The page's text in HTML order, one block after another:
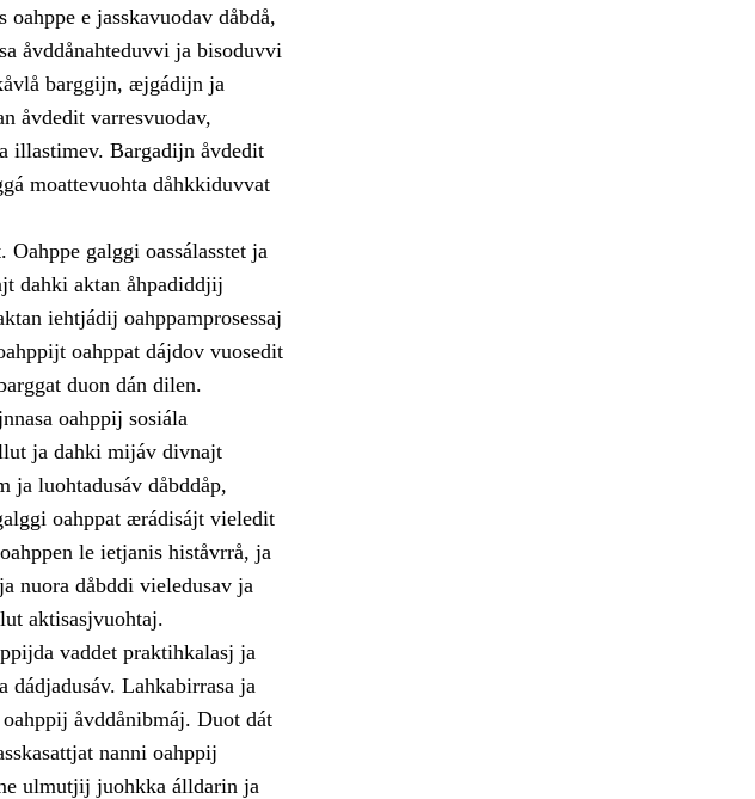
e jasskavuodav dåbdå,
åvddånahteduvvi ja bisoduvvi
barggijn, æjgádijn ja
åvdedit varresvuodav,
illastimev. Bargadijn åvdedit
moattevuohta dåhkkiduvvat
galggi oassálasstet ja
dahki aktan åhpadiddjij
iehtjádij oahppamprosessaj
oahppat dájdov vuosedit
duon dán dilen.
oahppij sosiála
ja dahki mijáv divnajt
ja luohtadusáv dåbddåp,
oahppat ærádisájt vieledit
le ietjanis histåvrrå, ja
nuora dåbddi vieledusav ja
aktisasjvuohtaj.
vaddet praktihkalasj ja
Lahkabirrasa ja
åvddånibmáj. Duot dát
nanni oahppij
ulmutjij juohkka álldarin ja